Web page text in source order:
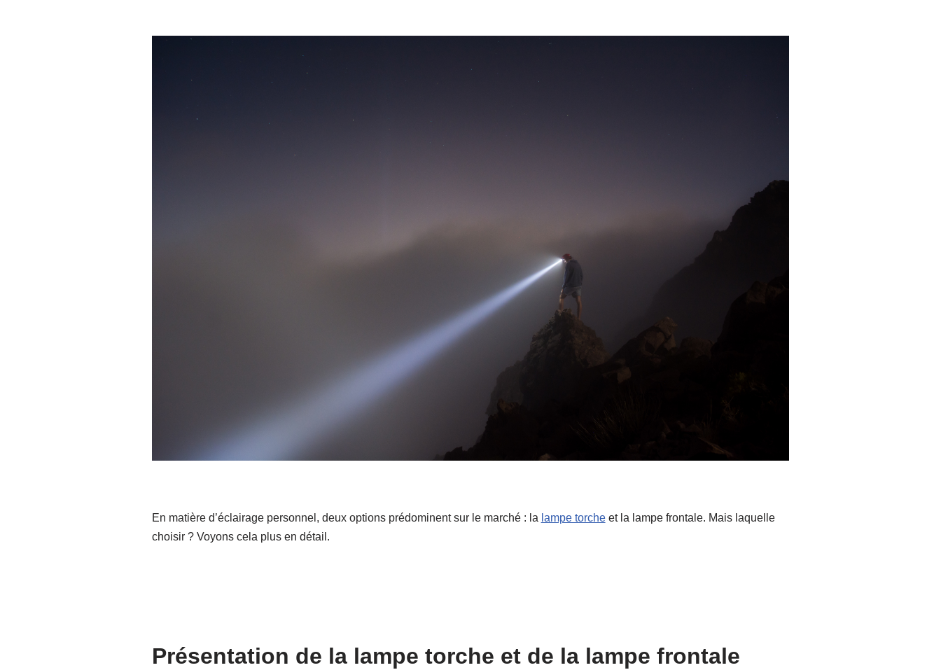
En matière d’éclairage personnel, deux options prédominent sur le marché : la lampe torcheet la lampe frontale. Mais laquelle
choisir ? Voyons cela plus en détail.
Présentation de la lampe torche et de la lampe frontale